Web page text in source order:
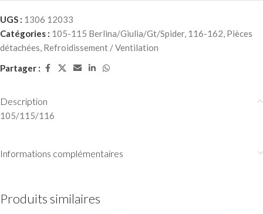
UGS : 1306 12033
Catégories : 105-115 Berlina/Giulia/Gt/Spider, 116-162, Pièces
détachées, Refroidissement / Ventilation
Partager :
Description
105/115/116
Informations complémentaires
Produits similaires